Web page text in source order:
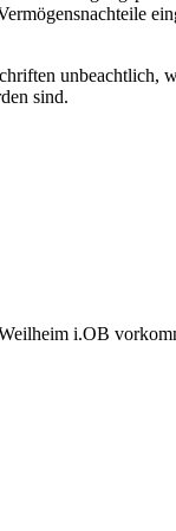
unbeachtlich,
sind.
i.OB